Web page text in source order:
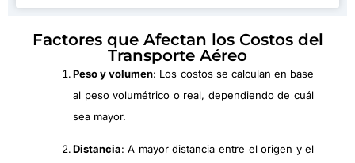
Factores que Afectan los Costos del
Transporte Aéreo
Peso y volumen: Los costos se calculan en base
al peso volumétrico o real, dependiendo de cuál
sea mayor.
Distancia: A mayor distancia entre el origen y el